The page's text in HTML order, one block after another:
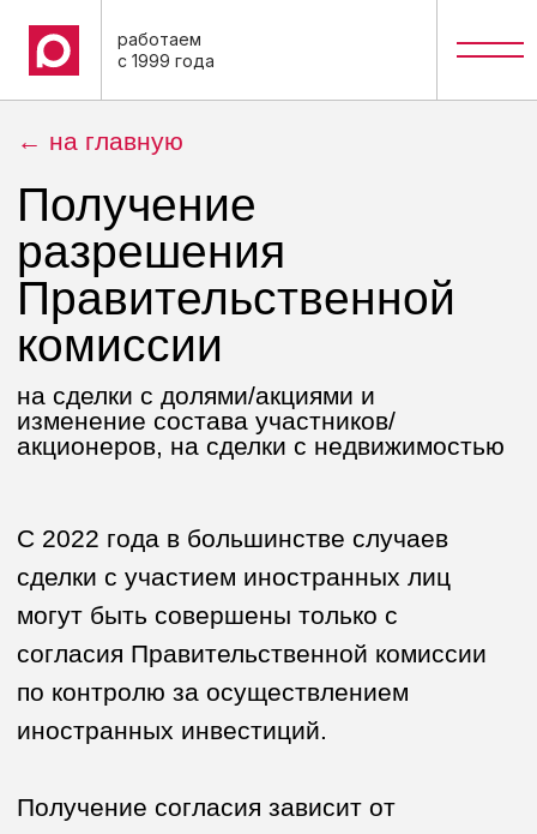
с 1999 года
Получение
разрешения
Правительственной
комиссии
← на главную
на сделки с долями/акциями и
изменение состава участников/
акционеров, на сделки с недвижимостью
С 2022 года в большинстве случаев
сделки с участием иностранных лиц
могут быть совершены только с
согласия Правительственной комиссии
Получение согласия зависит от
обстоятельств конкретной сделки – вида,
структуры сделки, особенностей актива
(акции/доли, недвижимое имущество),
группы лиц сторон, участвующих в
контроля ими, расчетов, курирующего
С 2023 года мы постоянно работаем по